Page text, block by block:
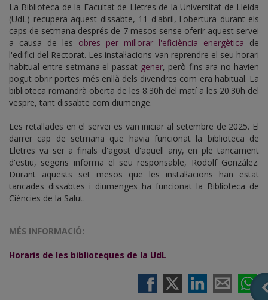
La Biblioteca de la Facultat de Lletres de la Universitat de Lleida
(UdL) recupera aquest dissabte, 11 d'abril, l'obertura durant els
caps de setmana després de 7 mesos sense oferir aquest servei
a causa de les obres per millorar l'eficiència energètica de
l'edifici del Rectorat. Les instal·lacions van reprendre el seu horari
habitual entre setmana el passat gener, però fins ara no havien
pogut obrir portes més enllà dels divendres com era habitual. La
biblioteca romandrà oberta de les 8.30h del matí a les 20.30h del
vespre, tant dissabte com diumenge.
Les retallades en el servei es van iniciar al setembre de 2025. El
darrer cap de setmana que havia funcionat la biblioteca de
Lletres va ser a finals d'agost d'aquell any, en ple tancament
d'estiu, segons informa el seu responsable, Rodolf González.
Durant aquests set mesos que les instal·lacions han estat
tancades dissabtes i diumenges ha funcionat la Biblioteca de
Ciències de la Salut.
MÉS INFORMACIÓ:
Horaris de les biblioteques de la UdL